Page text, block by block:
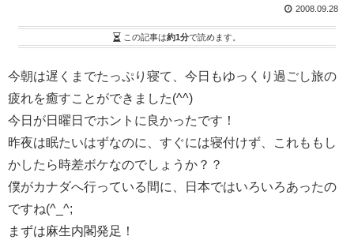
2008.09.28
この記事は約1分で読めます。
今朝は遅くまでたっぷり寝て、今日もゆっくり過ごし旅の
疲れを癒すことができました(^^)
今日が日曜日でホントに良かったです！
昨夜は眠たいはずなのに、すぐには寝付けず、これももし
かしたら時差ボケなのでしょうか？？
僕がカナダへ行っている間に、日本ではいろいろあったの
ですね(^_^;
まずは麻生内閣発足！